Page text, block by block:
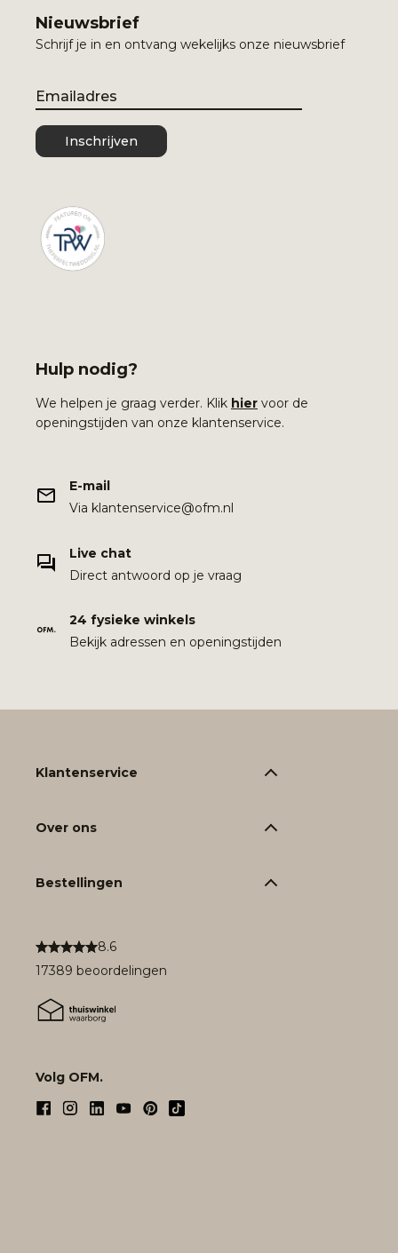
Nieuwsbrief
Schrijf je in en ontvang wekelijks onze nieuwsbrief
Email
Inschrijven
Hulp nodig?
We helpen je graag verder. Klik hier voor de
openingstijden van onze klantenservice.
E-mail
Via klantenservice@ofm.nl
Live chat
Direct antwoord op je vraag
24 fysieke winkels
Bekijk adressen en openingstijden
8.6
17389 beoordelingen
Volg OFM.
Klantenservice
Over ons
Bestellingen